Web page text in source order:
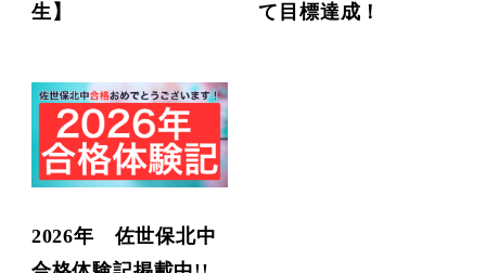
生】
て目標達成！
2026年 佐世保北中